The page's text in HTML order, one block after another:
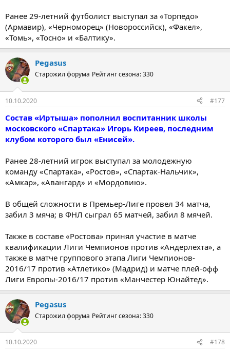
Ранее 29-летний футболист выступал за «Торпедо»
(Армавир), «Черноморец» (Новороссийск), «Факел»,
«Томь», «Тосно» и «Балтику».
Pegasus
Старожил форума Рейтинг сезона: 330
10.10.2020 #177
Состав «Иртыша» пополнил воспитанник школы
московского «Спартака» Игорь Киреев, последним
клубом которого был «Енисей».
Ранее 28-летний игрок выступал за молодежную
команду «Спартака», «Ростов», «Спартак-Нальчик»,
«Амкар», «Авангард» и «Мордовию».
В общей сложности в Премьер-Лиге провел 34 матча,
забил 3 мяча; в ФНЛ сыграл 65 матчей, забил 8 мячей.
Также в составе «Ростова» принял участие в матче
квалификации Лиги Чемпионов против «Андерлехта», а
также в матче группового этапа Лиги Чемпионов-
2016/17 против «Атлетико» (Мадрид) и матче плей-офф
Лиги Европы-2016/17 против «Манчестер Юнайтед».
Pegasus
Старожил форума Рейтинг сезона: 330
10.10.2020 #178